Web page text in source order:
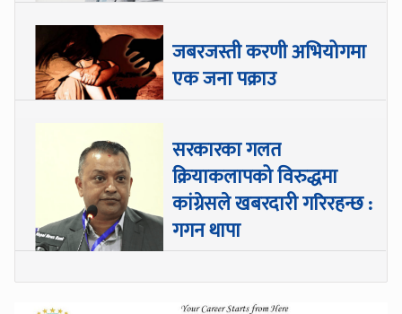
जबरजस्ती करणी अभियोगमा
एक जना पक्राउ
सरकारका गलत
क्रियाकलापको विरुद्धमा
कांग्रेसले खबरदारी गरिरहन्छ :
गगन थापा